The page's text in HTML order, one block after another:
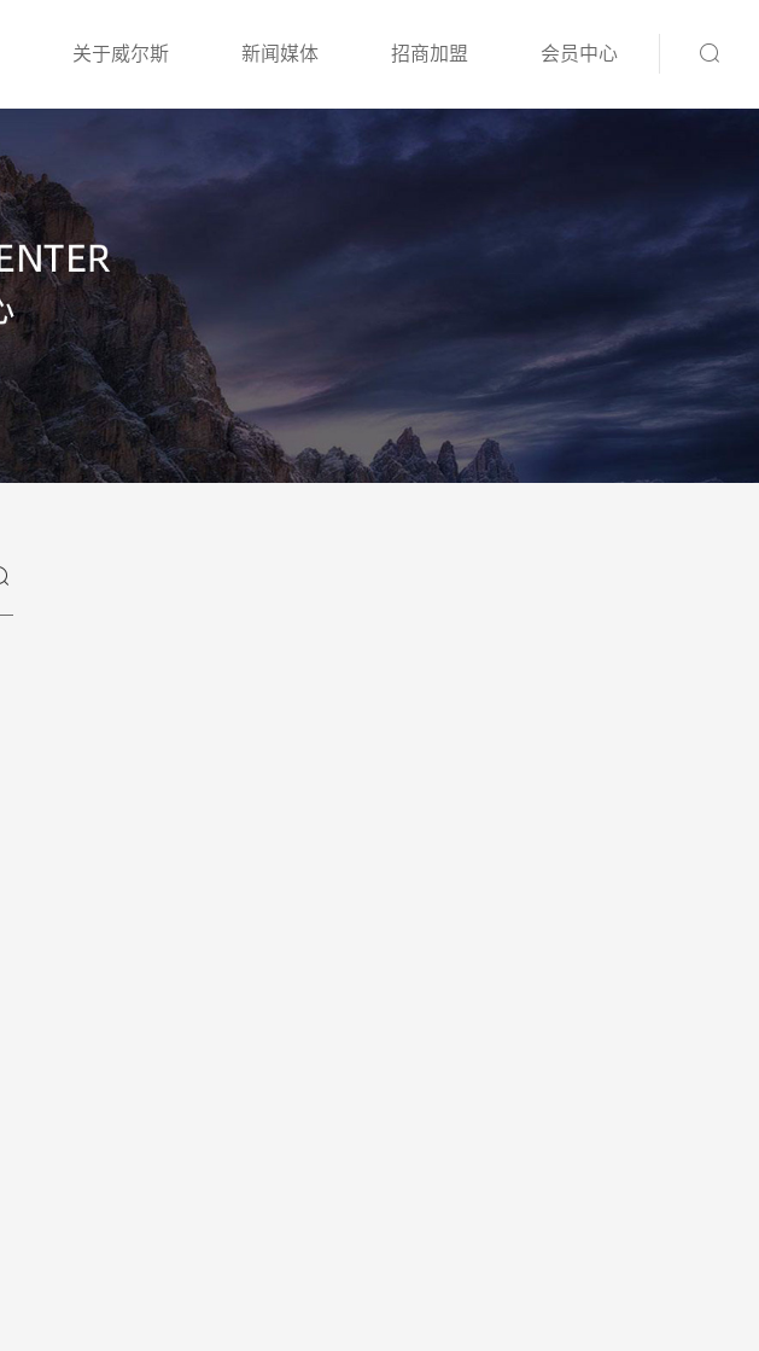
关于威尔斯 新闻媒体 招商加盟 会员中心